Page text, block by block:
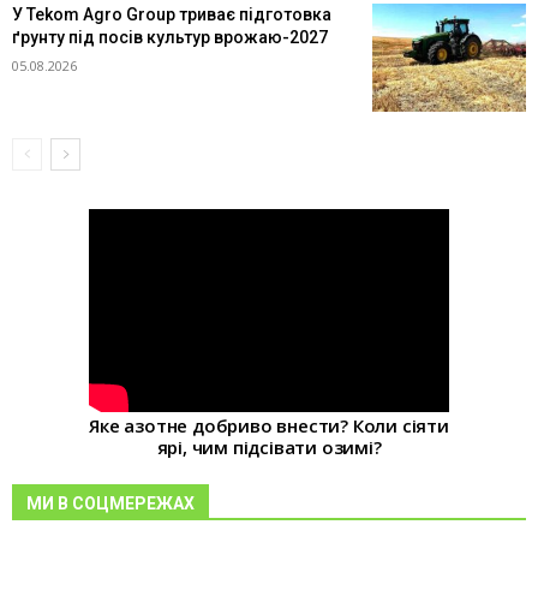
У Tekom Agro Group триває підготовка
ґрунту під посів культур врожаю-2027
05.08.2026
Яке азотне добриво внести? Коли сіяти
ярі, чим підсівати озимі?
МИ В СОЦМЕРЕЖАХ